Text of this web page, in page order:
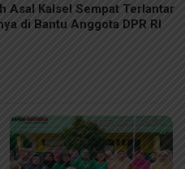
Asal Kalsel Sempat Terlantar
di Bantu Anggota DPR RI